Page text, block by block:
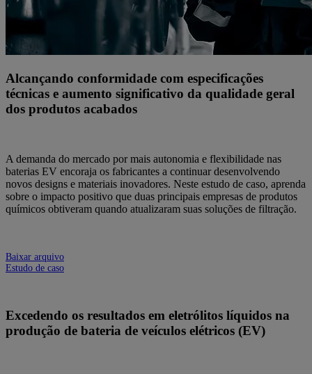
Alcançando conformidade com especificações
técnicas e aumento significativo da qualidade geral
dos produtos acabados
A demanda do mercado por mais autonomia e flexibilidade nas
baterias EV encoraja os fabricantes a continuar desenvolvendo
novos designs e materiais inovadores. Neste estudo de caso, aprenda
sobre o impacto positivo que duas principais empresas de produtos
químicos obtiveram quando atualizaram suas soluções de filtração.
Baixar arquivo
Estudo de caso
Excedendo os resultados em eletrólitos líquidos na
produção de bateria de veículos elétricos (EV)